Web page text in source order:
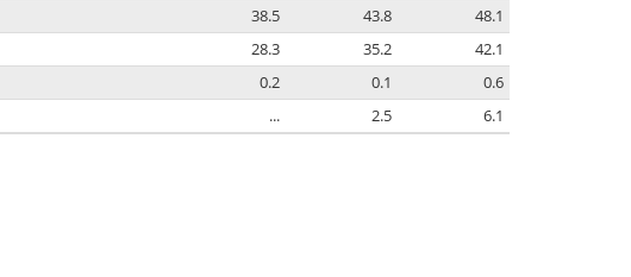
38.5 43.8
48.1
28.3 35.2
42.1
0.2 0.1
0.6
... 2.5 6.1